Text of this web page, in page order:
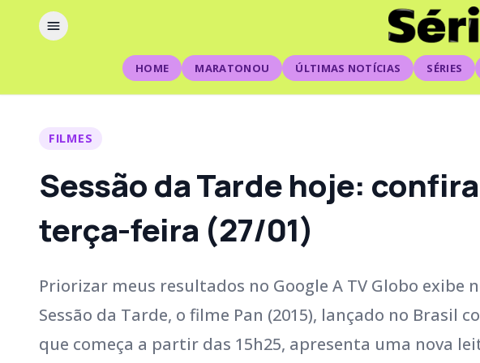
HOME MARATONOU ÚLTIMAS NOTÍCIAS SÉRIES
FILMES
Sessão da Tarde hoje:
terça-feira (27/01)
Priorizar meus resultados no Google A TV Globo exibe
Sessão da Tarde, o filme Pan (2015), lançado no Brasil
que começa a partir das 15h25, apresenta uma nova